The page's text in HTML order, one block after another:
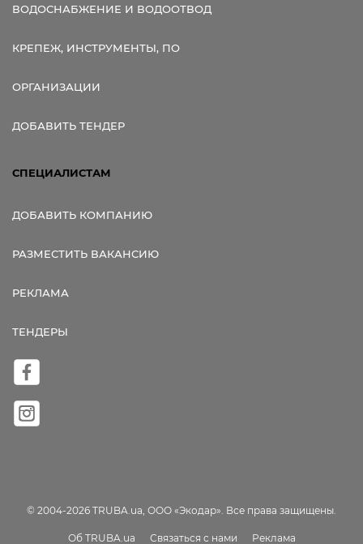
ВОДОСНАБЖЕНИЕ И ВОДООТВОД
КРЕПЕЖ, ИНСТРУМЕНТЫ, ПО
ОРГАНИЗАЦИИ
ДОБАВИТЬ ТЕНДЕР
СПЕЦИАЛИСТАМ
ДОБАВИТЬ КОМПАНИЮ
РАЗМЕСТИТЬ ВАКАНСИЮ
РЕКЛАМА
ТЕНДЕРЫ
© 2004-2026 TRUBA.ua, ООО «Экодар». Все права защищены.
Об TRUBA.ua Связаться с нами Реклама